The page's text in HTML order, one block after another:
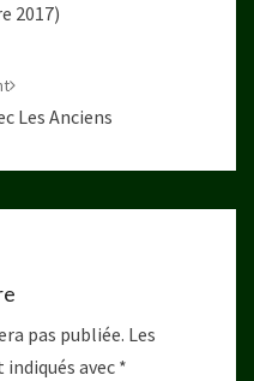
2017)
Les Anciens
pas publiée. Les
avec *